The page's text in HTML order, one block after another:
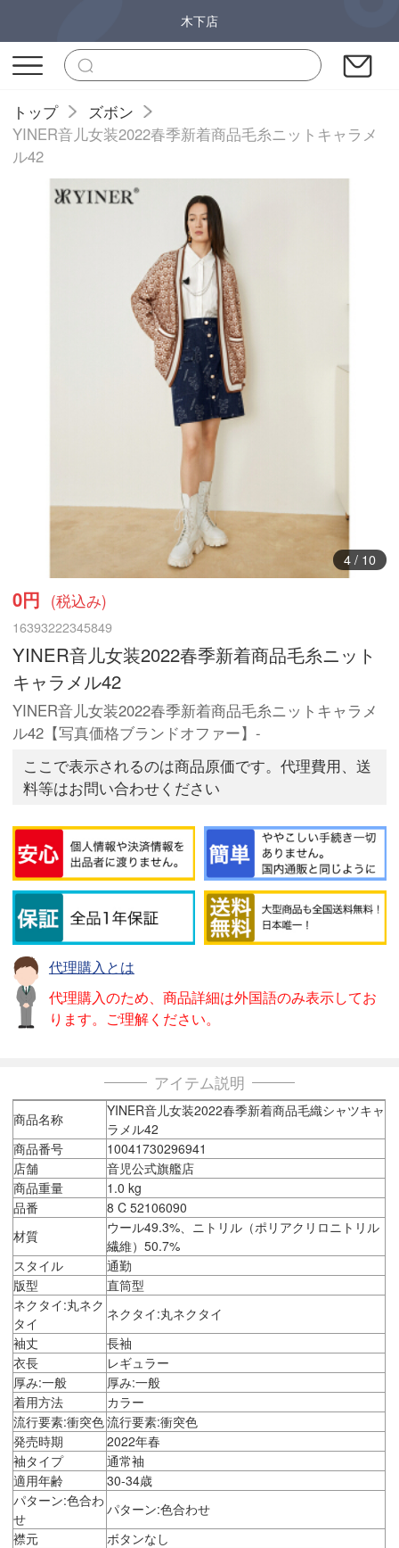
木下店
トップ
ズボン
YINER音儿女装2022春季新着商品毛糸ニットキャラメ
ル42
5/ 10
0円 (税込み)
16393222345849
YINER音儿女装2022春季新着商品毛糸ニット
キャラメル42
YINER音儿女装2022春季新着商品毛糸ニットキャラメ
ル42【写真価格ブランドオファー】-
ここで表示されるのは商品原価です。代理費用、送
料等はお問い合わせください
代理購入とは
代理購入のため、商品詳細は外国語のみ表示してお
ります。ご理解ください。
アイテム説明
商品名称
YINER音儿女装2022春季新着商品毛織シャツキャ
ラメル42
商品番号
10041730296941
店舗
音児公式旗艦店
商品重量
1.0 kg
品番
8 C 52106090
材質
ウール49.3%、ニトリル（ポリアクリロニトリル
繊維）50.7%
スタイル
通勤
版型
直筒型
ネクタイ:丸ネク
タイ
ネクタイ:丸ネクタイ
袖丈
長袖
衣長
レギュラー
厚み:一般
厚み:一般
着用方法
カラー
流行要素:衝突色流行要素:衝突色
発売時期
2022年春
袖タイプ
通常袖
適用年齢
30-34歳
パターン:色合わ
せ
パターン:色合わせ
襟元
ボタンなし